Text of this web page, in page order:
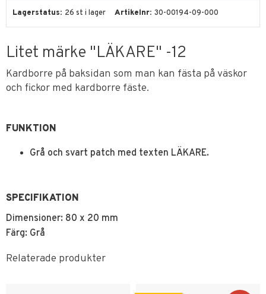
Lagerstatus 26 st i lager Artikelnr 30-00194-09-000
Litet märke "LÄKARE" -12
Kardborre på baksidan som man kan fästa på väskor
och fickor med kardborre fäste.
FUNKTION
Grå och svart patch med texten LÄKARE.
SPECIFIKATION
Dimensioner: 80 x 20 mm
Färg: Grå
Relaterade produkter